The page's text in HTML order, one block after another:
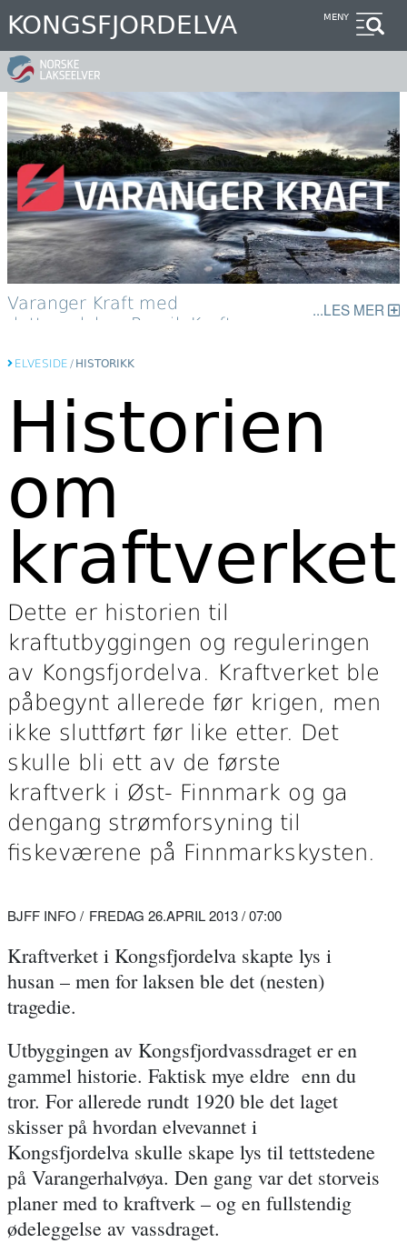
Hopp
til
hovedinnhold
KONGSFJORDELVA MENY
Varanger Kraft med
datterselskap Pasvik Kraft
LES MER
ELVESIDE / HISTORIKK
Historien
om
kraftverket
Dette er historien til
kraftutbyggingen og reguleringen
av Kongsfjordelva. Kraftverket ble
påbegynt allerede før krigen, men
ikke sluttført før like etter. Det
skulle bli ett av de første
kraftverk i Øst- Finnmark og ga
dengang strømforsyning til
fiskeværene på Finnmarkskysten.
BJFF INFO FREDAG 26.APRIL 2013 / 07:00
Kraftverket i Kongsfjordelva skapte lys i
husan – men for laksen ble det (nesten)
tragedie.
Utbyggingen av Kongsfjordvassdraget er en
gammel historie. Faktisk mye eldre enn du
tror. For allerede rundt 1920 ble det laget
skisser på hvordan elvevannet i
Kongsfjordelva skulle skape lys til tettstedene
på Varangerhalvøya. Den gang var det storveis
planer med to kraftverk – og en fullstendig
ødeleggelse av vassdraget.